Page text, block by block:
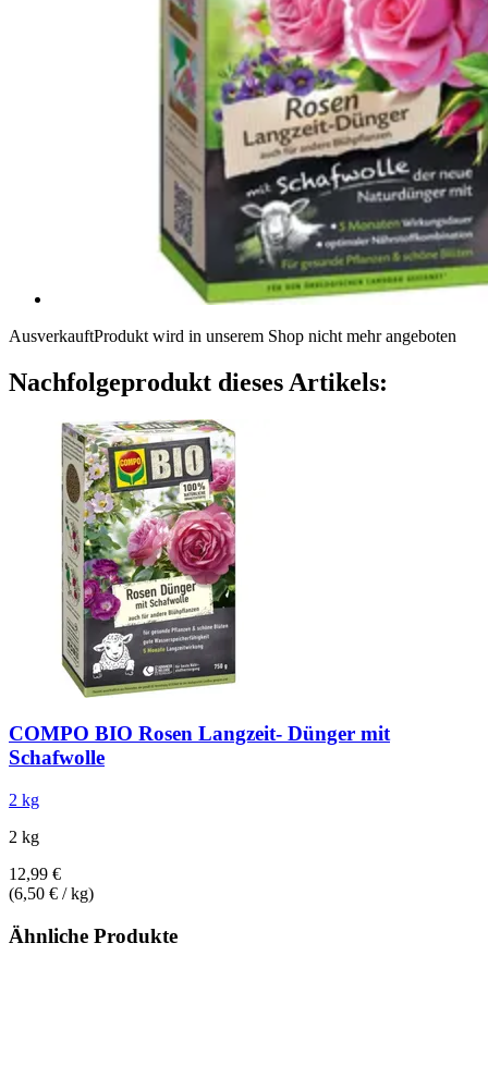
AusverkauftProdukt wird in unserem Shop nicht mehr angeboten
Nachfolgeprodukt dieses Artikels:
COMPO BIO Rosen Langzeit-​ Dünger mit
Schafwolle
2 kg
2 kg
12,99 €
(6,50 € / kg)
Ähnliche Produkte